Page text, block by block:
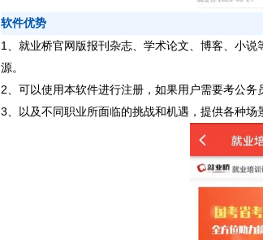
软件优势
1、就业桥官网版报刊杂志、学术论文、博客、小
源。
2、可以使用本软件进行注册，如果用户需要考公务
3、以及不同职业所面临的挑战和机遇，提供各种场